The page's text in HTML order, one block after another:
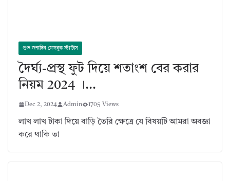
শুভ জন্মদিন ফেসবুক স্ট্যাটাস
দৈর্ঘ্য-প্রস্থ ফুট দিয়ে শতাংশ বের করার
নিয়ম 2024 ।…
Dec 2, 2024 Admin 1705 Views
লাখ লাখ টাকা দিয়ে বাড়ি তৈরি ক্ষেত্রে যে বিষয়টি আমরা অবজ্ঞা
করে থাকি তা